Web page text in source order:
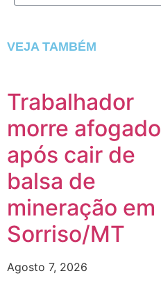
VEJA TAMBÉM
Trabalhador
morre afogado
após cair de
balsa de
mineração em
Sorriso/MT
Agosto 7, 2026